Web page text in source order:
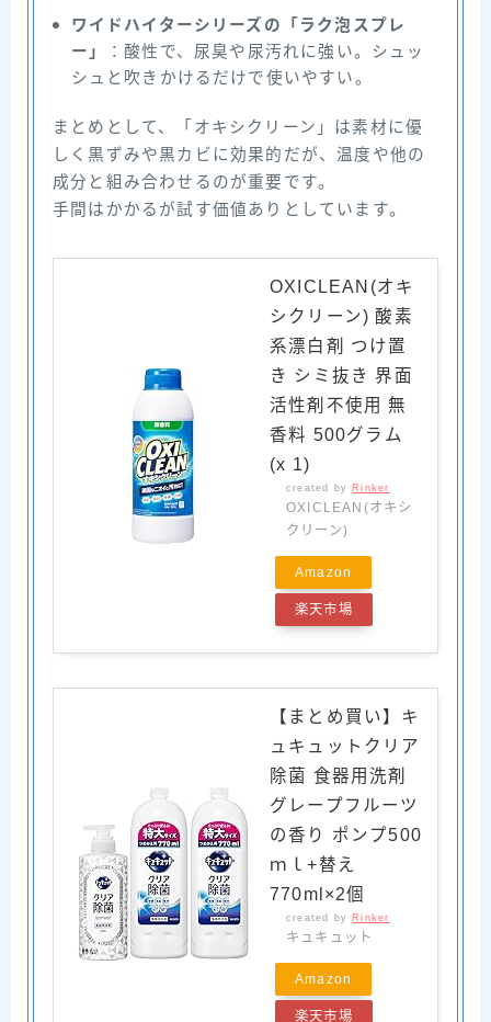
ワイドハイターシリーズの「ラク泡スプレ
ー」
：酸性で、尿臭や尿汚れに強い。シュッ
シュと吹きかけるだけで使いやすい。
まとめとして、「オキシクリーン」は素材に優
しく黒ずみや黒カビに効果的だが、温度や他の
成分と組み合わせるのが重要です。
手間はかかるが試す価値ありとしています。
OXICLEAN(オキ
シクリーン) 酸素
系漂白剤 つけ置
き シミ抜き 界面
活性剤不使用 無
香料 500グラム
(x 1)
created by Rinker
OXICLEAN(オキシ
クリーン)
Amazon
楽天市場
【まとめ買い】キ
ュキュットクリア
除菌 食器用洗剤
グレープフルーツ
の香り ポンプ500
ｍｌ+替え
770ml×2個
created by Rinker
キュキュット
Amazon
楽天市場